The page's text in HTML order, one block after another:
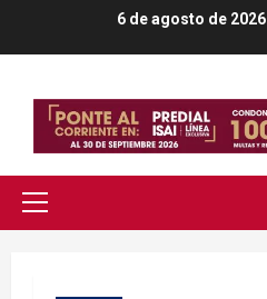
6 de agosto de 2026
Menú